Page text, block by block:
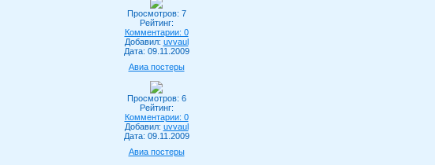
Просмотров: 7
Рейтинг:
Комментарии: 0
Добавил: uvvaul
Дата: 09.11.2009
Авиа постеры
Просмотров: 6
Рейтинг:
Комментарии: 0
Добавил: uvvaul
Дата: 09.11.2009
Авиа постеры